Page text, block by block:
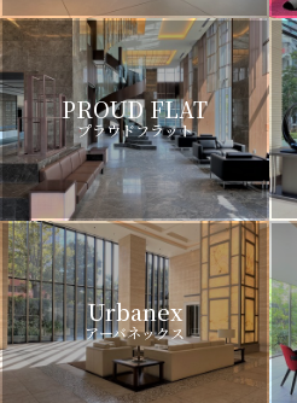
PROUD FLAT
プラウドフラット
Urbanex
アーバネックス